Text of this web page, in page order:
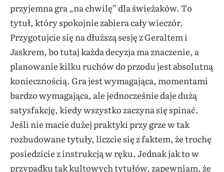
przyjemna gra „na chwilę” dla świeżaków. To
tytuł, który spokojnie zabiera cały wieczór.
Przygotujcie się na dłuższą sesję z Geraltem i
Jaskrem, bo tutaj każda decyzja ma znaczenie, a
planowanie kilku ruchów do przodu jest absolutną
koniecznością. Gra jest wymagająca, momentami
bardzo wymagająca, ale jednocześnie daje dużą
satysfakcję, kiedy wszystko zaczyna się spinać.
Jeśli nie macie dużej praktyki przy grze w tak
rozbudowane tytuły, liczcie się z faktem, że trochę
posiedzicie z instrukcją w ręku. Jednak jak to w
przypadku tak kultowych tytułów, zapewniam, że